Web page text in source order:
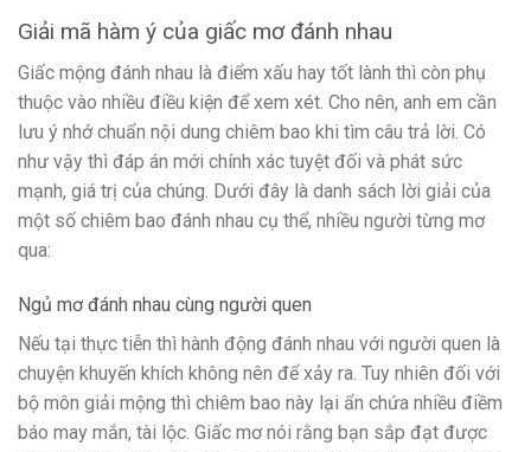
Giải mã hàm ý của giấc mơ đánh nhau
Giấc mộng đánh nhau là điểm xấu hay tốt lành thì còn phụ
thuộc vào nhiều điều kiện để xem xét. Cho nên, anh em cần
lưu ý nhớ chuẩn nội dung chiêm bao khi tìm câu trả lời. Có
như vậy thì đáp án mới chính xác tuyệt đối và phát sức
mạnh, giá trị của chúng. Dưới đây là danh sách lời giải của
một số chiêm bao đánh nhau cụ thể, nhiều người từng mơ
qua:
Ngủ mơ đánh nhau cùng người quen
Nếu tại thực tiễn thì hành động đánh nhau với người quen là
chuyện khuyến khích không nên để xảy ra. Tuy nhiên đối với
bộ môn giải mộng thì chiêm bao này lại ẩn chứa nhiều điềm
báo may mắn, tài lộc. Giấc mơ nói rằng bạn sắp đạt được